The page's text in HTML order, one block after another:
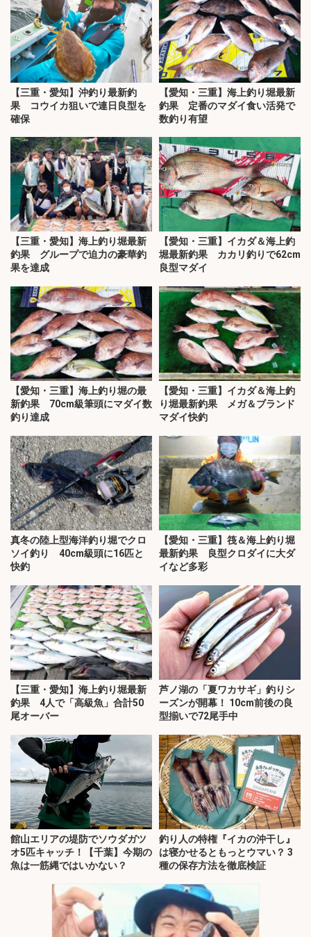
【三重・愛知】沖釣り最新釣
果 コウイカ狙いで連日良型を
確保
【愛知・三重】海上釣り堀最新
釣果 定番のマダイ食い活発で
数釣り有望
【三重・愛知】海上釣り堀最新
釣果 グループで迫力の豪華釣
果を達成
【愛知・三重】イカダ＆海上釣
堀最新釣果 カカリ釣りで62cm
良型マダイ
【愛知・三重】海上釣り堀の最
新釣果 70cm級筆頭にマダイ数
釣り達成
【愛知・三重】イカダ＆海上釣
り堀最新釣果 メガ＆ブランド
マダイ快釣
真冬の陸上型海洋釣り堀でクロ
ソイ釣り 40cm級頭に16匹と
快釣
【愛知・三重】筏＆海上釣り堀
最新釣果 良型クロダイに大ダ
イなど多彩
【三重・愛知】海上釣り堀最新
釣果 4人で「高級魚」合計50
尾オーバー
芦ノ湖の「夏ワカサギ」釣りシ
ーズンが開幕！ 10cm前後の良
型揃いで72尾手中
館山エリアの堤防でソウダガツ
オ5匹キャッチ！【千葉】今期の
魚は一筋縄ではいかない？
釣り人の特権『イカの沖干し』
は寝かせるともっとウマい？ 3
種の保存方法を徹底検証